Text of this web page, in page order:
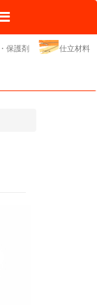
保護剤 仕立材料